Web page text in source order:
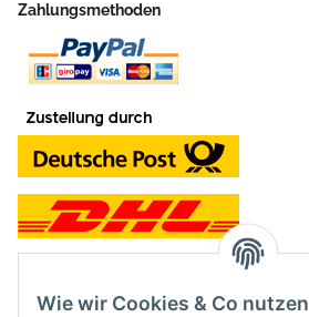
Zahlungsmethoden
Wie wir Cookies & Co nutzen